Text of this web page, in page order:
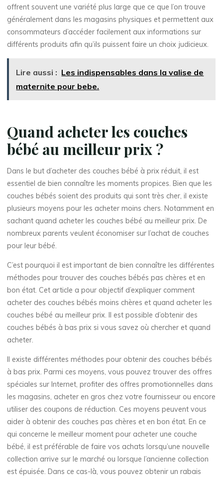
offrent souvent une variété plus large que ce que l’on trouve
généralement dans les magasins physiques et permettent aux
consommateurs d’accéder facilement aux informations sur
différents produits afin qu’ils puissent faire un choix judicieux.
Lire aussi : Les indispensables dans la valise de
maternite pour bebe.
Quand acheter les couches
bébé au meilleur prix ?
Dans le but d’acheter des couches bébé à prix réduit, il est
essentiel de bien connaître les moments propices. Bien que les
couches bébés soient des produits qui sont très cher, il existe
plusieurs moyens pour les acheter moins chers. Notamment en
sachant quand acheter les couches bébé au meilleur prix. De
nombreux parents veulent économiser sur l’achat de couches
pour leur bébé.
C’est pourquoi il est important de bien connaître les différentes
méthodes pour trouver des couches bébés pas chères et en
bon état. Cet article a pour objectif d’expliquer comment
acheter des couches bébés moins chères et quand acheter les
couches bébé au meilleur prix. Il est possible d’obtenir des
couches bébés à bas prix si vous savez où chercher et quand
acheter.
Il existe différentes méthodes pour obtenir des couches bébés
à bas prix. Parmi ces moyens, vous pouvez trouver des offres
spéciales sur Internet, profiter des offres promotionnelles dans
les magasins, acheter en gros chez votre fournisseur ou encore
utiliser des coupons de réduction. Ces moyens peuvent vous
aider à obtenir des couches pas chères et en bon état. En ce
qui concerne le meilleur moment pour acheter une couche
bébé, il est préférable de faire vos achats lorsqu’une nouvelle
collection arrive sur le marché ou lorsque l’ancienne collection
est épuisée. Dans ce cas-là, vous pouvez obtenir un rabais